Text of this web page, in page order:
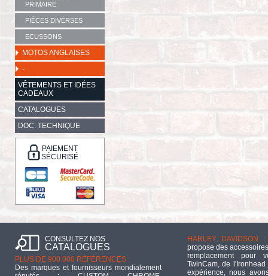
PRIMAIRE
PIÈCES DIVERSES
ECUSSONS
MOTOS ANGLAISES
-
VÊTEMENTS ET IDÉES
CADEAUX
CATALOGUES
DOC. TECHNIQUE
PAIEMENT
SÉCURISÉ
CONSULTEZ NOS
CATALOGUES
PLUS DE 900 000 RÉFÉRENCES :
Des marques et fournisseurs mondialement
HARLEY DAVIDSON :
propose des
remplacement pour
TwinCam, de
expérience, nous